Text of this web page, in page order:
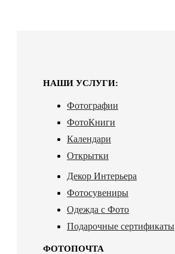
НАШИ УСЛУГИ:
Фотографии
ФотоКниги
Календари
Открытки
Декор Интерьера
Фотосувениры
Одежда с Фото
Подарочные сертификаты
ФОТОПОЧТА